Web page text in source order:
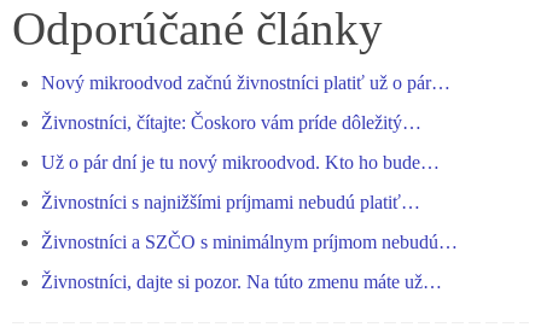
bo
ok
se
er
ts
pp
gr
m
ed
re
Odporúčané články
Nový mikroodvod začnú živnostníci platiť už o pár…
Živnostníci, čítajte: Čoskoro vám príde dôležitý…
Už o pár dní je tu nový mikroodvod. Kto ho bude…
Živnostníci s najnižšími príjmami nebudú platiť…
Živnostníci a SZČO s minimálnym príjmom nebudú…
Živnostníci, dajte si pozor. Na túto zmenu máte už…